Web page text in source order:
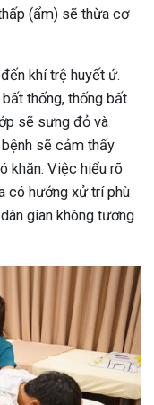
(ẩm) sẽ thừa cơ
khí trệ huyết ứ.
thống, thống bất
sẽ sưng đỏ và
sẽ cảm thấy
khăn. Việc hiểu rõ
có hướng xử trí phù
gian không tương